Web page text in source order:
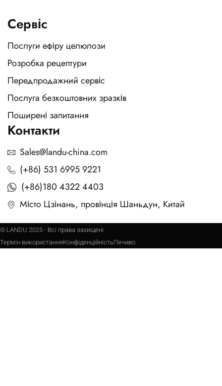
Сервіс
Послуги ефіру целюлози
Розробка рецептури
Передпродажний сервіс
Послуга безкоштовних зразків
Поширені запитання
Контакти
Sales@landu-china.com
(+86) 531 6995 9221
(+86)180 4322 4403
Місто Цзінань, провінція Шаньдун, Китай
© LANDU 2025 - Всі права захищені
Термін використанняКонфіденційністьПечиво.